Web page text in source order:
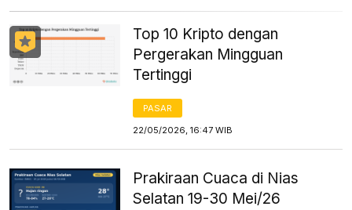
Top 10 Kripto dengan
Pergerakan Mingguan
Tertinggi
PASAR
22/05/2026, 16:47 WIB
Prakiraan Cuaca di Nias
Selatan 19-30 Mei/26